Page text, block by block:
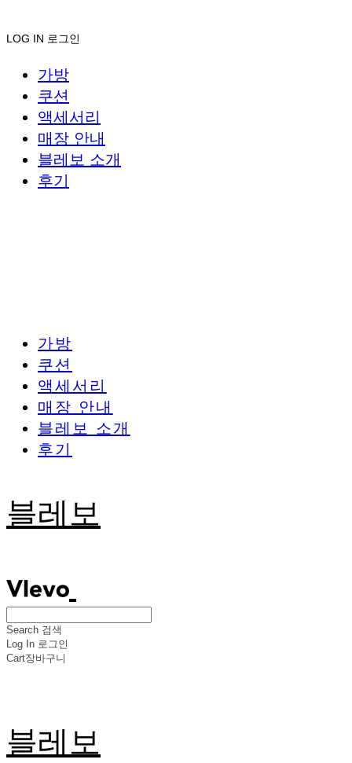
LOG IN 로그인
가방
쿠션
액세서리
매장 안내
블레보 소개
후기
가방
쿠션
액세서리
매장 안내
블레보 소개
후기
블레보
Search 검색
Log In 로그인
Cart장바구니
블레보